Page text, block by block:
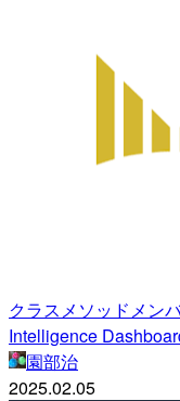
クラスメソッドメン
Intelligence
園部治
2025.02.05